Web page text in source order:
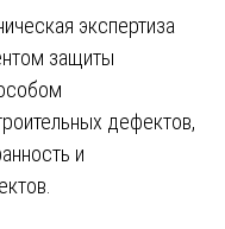
экспертиза
защиты
дефектов,
и